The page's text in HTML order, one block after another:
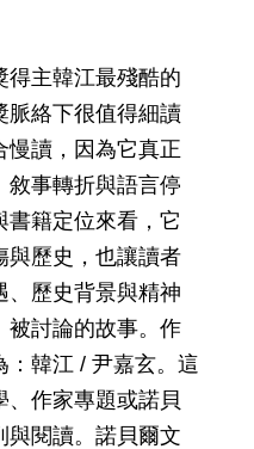
得主韓江最殘酷的
脈絡下很值得細讀
慢讀，因為它真正
敘事轉折與語言停
書籍定位來看，它
與歷史，也讓讀者
、歷史背景與精神
被討論的故事。作
：韓江 / 尹嘉玄。這
、作家專題或諾貝
與閱讀。諾貝爾文